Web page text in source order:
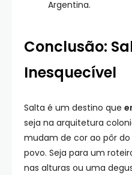
Argentina.
Conclusão:
Inesquecível
Salta é um destino que
seja na arquitetura
mudam de cor ao pôr do
povo. Seja para um
nas alturas ou uma